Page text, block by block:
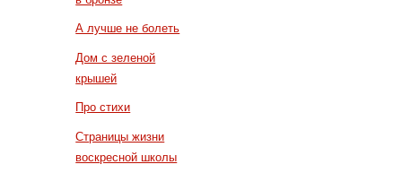
А лучше не болеть
Дом с зеленой
крышей
Про стихи
Страницы жизни
воскресной школы